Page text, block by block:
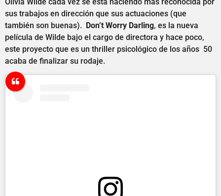
sus trabajos en dirección que sus actuaciones (que
también son buenas). Don’t Worry Darling, es la nueva
película de Wilde bajo el cargo de directora y hace poco,
este proyecto que es un thriller psicológico de los años 50
acaba de finalizar su rodaje.